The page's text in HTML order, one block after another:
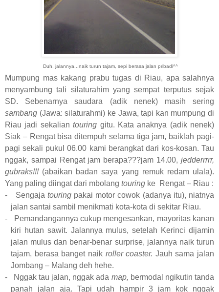
Duh, jalannya...naik turun tajam, sepi berasa jalan pribadi^^
Mumpung mas kakang prabu tugas di Riau, apa salahnya
menyambung tali silaturahim yang sempat terputus sejak
SD. Sebenarnya saudara (adik nenek) masih sering
sambang (Jawa: silaturahmi) ke Jawa, tapi kan mumpung di
Riau jadi sekaliantouring gitu. Kata anaknya (adik nenek)
Siak – Rengat bisa ditempuh selama tiga jam, baiklah pagi-
pagi sekali pukul 06.00 kami berangkat dari kos-kosan. Tau
nggak, sampai Rengat jam berapa???jam 14.00, jedderrrrr,
gubraks!!!(abaikan badan saya yang remuk redam ulala).
Yang paling diingat dari mbolang touring ke Rengat – Riau :
-
Sengaja touringpakai motor cowok (adanya itu), niatnya
jalan santai sambil menikmati kota-kota di sekitar Riau.
-
Pemandangannya cukup mengesankan, mayoritas kanan
kiri hutan sawit. Jalannya mulus, setelah Kerinci dijamin
jalan mulus dan benar-benar surprise, jalannya naik turun
tajam, berasa banget naik roller coaster. Jauh sama jalan
Jombang – Malang deh hehe.
-
Nggak tau jalan, nggak ada map, bermodal ngikutin tanda
panah jalan aja. Tapi udah hampir 3 jam kok nggak